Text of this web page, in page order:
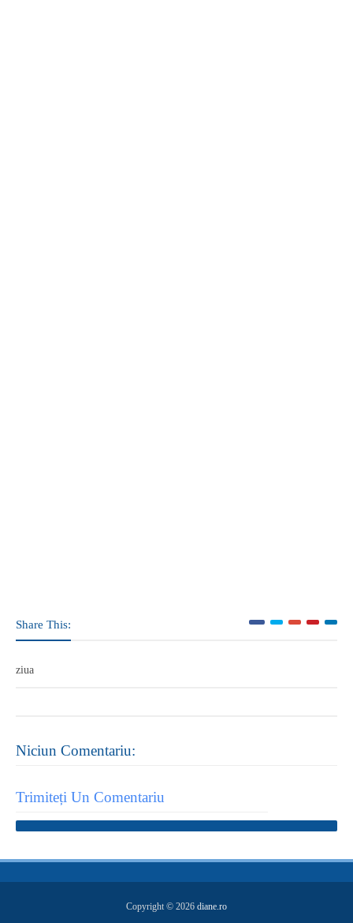
Share This:
ziua
Niciun Comentariu:
Trimiteți Un Comentariu
Copyright © 2026 diane.ro